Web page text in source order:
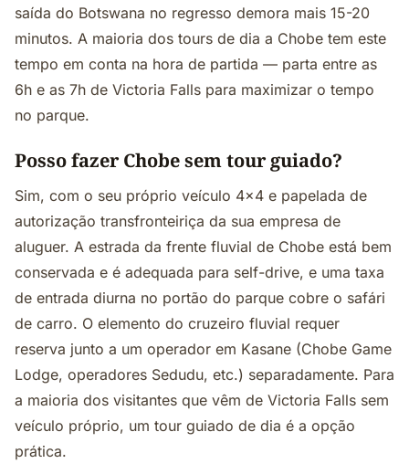
saída do Botswana no regresso demora mais 15-20
minutos. A maioria dos tours de dia a Chobe tem este
tempo em conta na hora de partida — parta entre as
6h e as 7h de Victoria Falls para maximizar o tempo
no parque.
Posso fazer Chobe sem tour guiado?
Sim, com o seu próprio veículo 4x4 e papelada de
autorização transfronteiriça da sua empresa de
aluguer. A estrada da frente fluvial de Chobe está bem
conservada e é adequada para self-drive, e uma taxa
de entrada diurna no portão do parque cobre o safári
de carro. O elemento do cruzeiro fluvial requer
reserva junto a um operador em Kasane (Chobe Game
Lodge, operadores Sedudu, etc.) separadamente. Para
a maioria dos visitantes que vêm de Victoria Falls sem
veículo próprio, um tour guiado de dia é a opção
prática.